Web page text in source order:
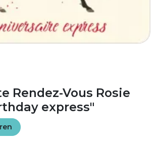
Rendez-Vous Rosie
express"